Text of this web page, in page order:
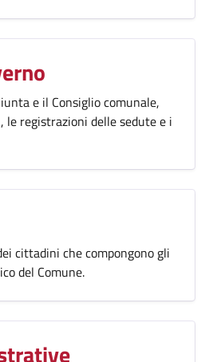
e il Consiglio comunale,
le registrazioni delle sedute e i
cittadini che compongono gli
del Comune.